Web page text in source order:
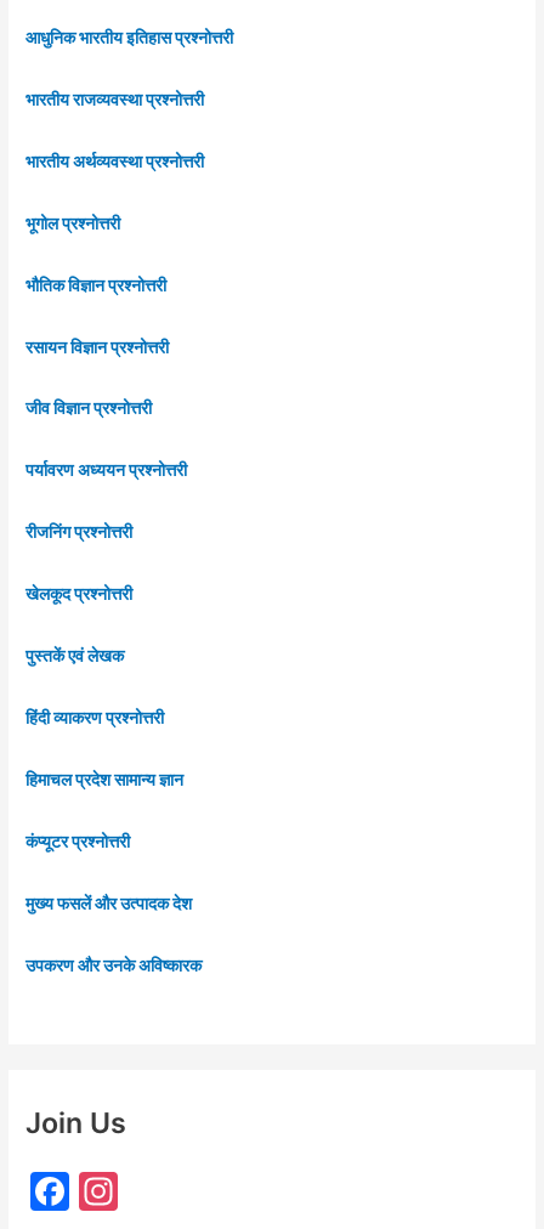
आधुनिक भारतीय इतिहास प्रश्नोत्तरी
भारतीय राजव्यवस्था प्रश्नोत्तरी
भारतीय अर्थव्यवस्था प्रश्नोत्तरी
भूगोल प्रश्नोत्तरी
भौतिक विज्ञान प्रश्नोत्तरी
रसायन विज्ञान प्रश्नोत्तरी
जीव विज्ञान प्रश्नोत्तरी
पर्यावरण अध्ययन प्रश्नोत्तरी
रीजनिंग प्रश्नोत्तरी
खेलकूद प्रश्नोत्तरी
पुस्तकें एवं लेखक
हिंदी व्याकरण प्रश्नोत्तरी
हिमाचल प्रदेश सामान्य ज्ञान
कंप्यूटर प्रश्नोत्तरी
मुख्य फसलें और उत्पादक देश
उपकरण और उनके अविष्कारक
Join Us
F